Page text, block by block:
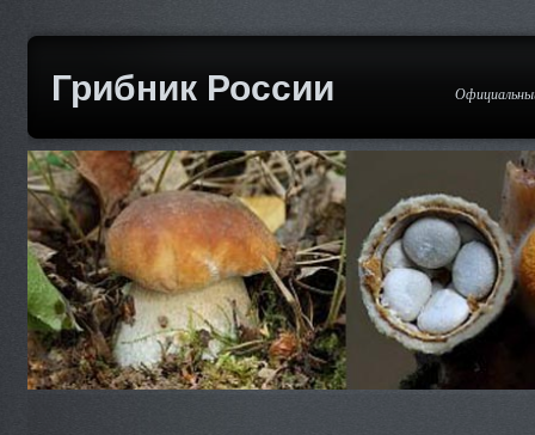
Грибник России